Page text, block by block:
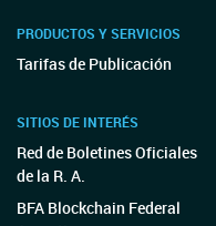
PRODUCTOS Y SERVICIOS
Tarifas de Publicación
SITIOS DE INTERÉS
Red de Boletines Oficiales
de la R. A.
BFA Blockchain Federal